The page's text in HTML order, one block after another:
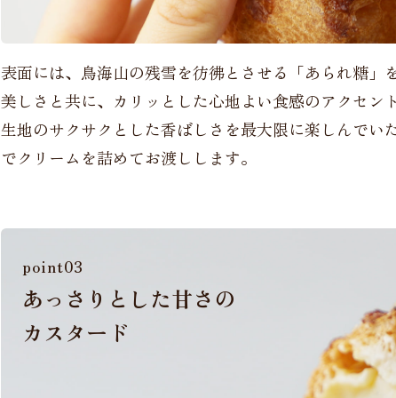
表面には、鳥海山の残雪を彷彿とさせる「あられ糖」
美しさと共に、カリッとした心地よい食感のアクセン
生地のサクサクとした香ばしさを最大限に楽しんで
でクリームを詰めてお渡しします。
point03
あっさりとした甘さの
カスタード